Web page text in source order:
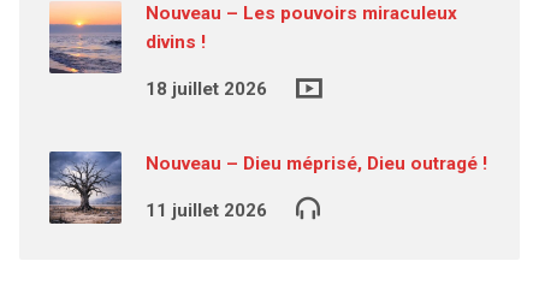
Nouveau – Les pouvoirs miraculeux
divins !
18 juillet 2026
Nouveau – Dieu méprisé, Dieu outragé !
11 juillet 2026